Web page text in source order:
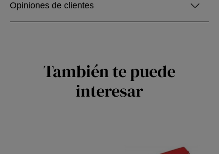
Opiniones de clientes
También te puede
interesar